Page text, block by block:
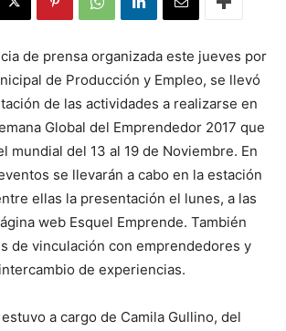
de prensa organizada este jueves por
de Producción y Empleo, se llevó
de las actividades a realizarse en
Global del Emprendedor 2017 que
mundial del 13 al 19 de Noviembre. En
se llevarán a cabo en la estación
ellas la presentación el lunes, a las
web Esquel Emprende. También
de vinculación con emprendedores y
de experiencias.
a cargo de Camila Gullino, del